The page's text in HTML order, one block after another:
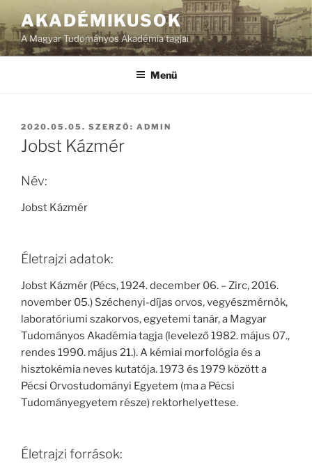
AKADÉMIKUSOK
A Magyar Tudományos Akadémia tagjai
Menü
BEKÜLDVE:
2020.05.05. SZERZŐ: ADMIN
Jobst Kázmér
Név:
Jobst Kázmér
Életrajzi adatok:
Jobst Kázmér (Pécs, 1924. december 06. – Zirc, 2016.
november 05.) Széchenyi-díjas orvos, vegyészmérnök,
laboratóriumi szakorvos, egyetemi tanár, a Magyar
Tudományos Akadémia tagja (levelező 1982. május 07.,
rendes 1990. május 21.). A kémiai morfológia és a
hisztokémia neves kutatója. 1973 és 1979 között a
Pécsi Orvostudományi Egyetem (ma a Pécsi
Tudományegyetem része) rektorhelyettese.
Életrajzi források: